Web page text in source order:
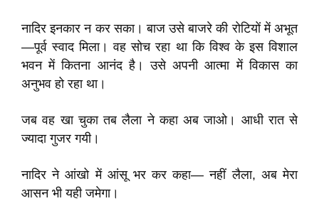
नादिर इनकार न कर सका। बाज उसे बाजरे की रोटियों में अभूत
—पूर्व स्वाद मिला। वह सोच रहा था कि विश्व के इस विशाल
भवन में कितना आनंद है। उसे अपनी आत्मा में विकास का
अनुभव हो रहा था।
जब वह खा चुका तब लैला ने कहा अब जाओ। आधी रात से
ज्यादा गुजर गयी।
नादिर ने आंखो में आंसू भर कर कहा— नहीं लैला, अब मेरा
आसन भी यही जमेगा।